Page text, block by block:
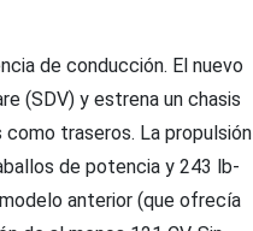
de conducción. El nuevo
(SDV) y estrena un chasis
traseros. La propulsión
de potencia y 243 lb-
anterior (que ofrecía